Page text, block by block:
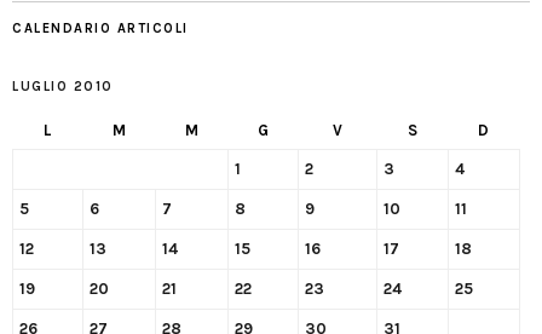
CALENDARIO ARTICOLI
LUGLIO 2010
L M M G V S D
1 2 3 4
5 6 7 8 9 10 11
12 13 14 15 16 17 18
19 20 21 22 23 24 25
26 27 28 29 30 31